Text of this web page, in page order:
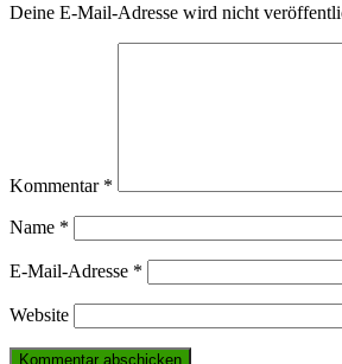
Deine E-Mail-Adresse wird nicht
Kommentar *
Name *
E-Mail-Adresse *
Website